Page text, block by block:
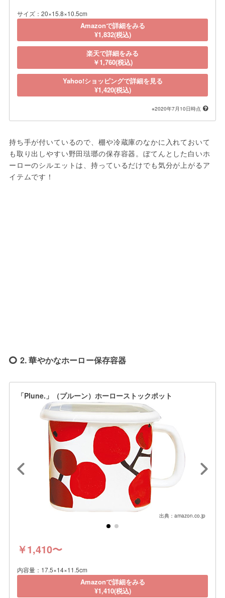
サイズ：20×15.8×10.5cm
Amazonで詳細をみる
¥1,832(税込)
楽天で詳細をみる
￥1,760(税込)
Yahoo!ショッピングで詳細を見る
¥1,420(税込)
※2020年7月10日時点
持ち手が付いているので、棚や冷蔵庫のなかに入れておいて
も取り出しやすい野田琺瑯の保存容器。ぼてんとした白いホ
ーローのシルエットは、持っているだけでも気分が上がるア
イテムです！
2. 華やかなホーロー保存容器
「Plune.」（プルーン）ホーローストックポット
出典：amazon.co.jp
￥1,410〜
内容量：17.5×14×11.5cm
Amazonで詳細をみる
¥1,410(税込)